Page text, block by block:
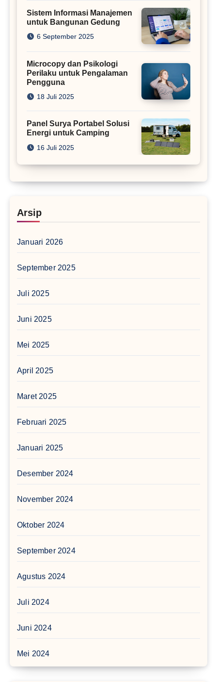
Sistem Informasi Manajemen
untuk Bangunan Gedung
6 September 2025
Microcopy dan Psikologi
Perilaku untuk Pengalaman
Pengguna
18 Juli 2025
Panel Surya Portabel Solusi
Energi untuk Camping
16 Juli 2025
Arsip
Januari 2026
September 2025
Juli 2025
Juni 2025
Mei 2025
April 2025
Maret 2025
Februari 2025
Januari 2025
Desember 2024
November 2024
Oktober 2024
September 2024
Agustus 2024
Juli 2024
Juni 2024
Mei 2024